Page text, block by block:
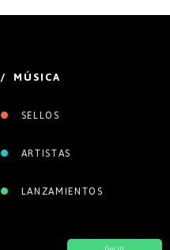
/ MÚSICA
SELLOS
ARTISTAS
LANZAMIENTOS